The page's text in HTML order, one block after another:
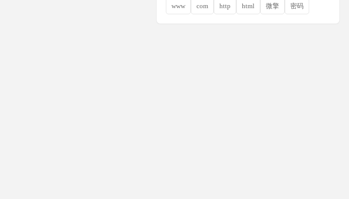
www com http html 微擎 密码